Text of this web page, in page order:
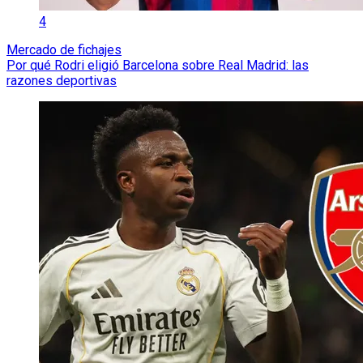
4
Mercado de fichajes
Por qué Rodri eligió Barcelona sobre Real Madrid: las
razones deportivas